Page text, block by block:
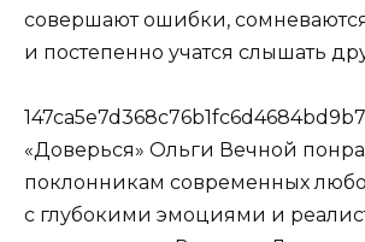
совершают ошибки,
и постепенно учатся слышать
«Доверься» Ольги Вечной
поклонникам современных
с глубокими эмоциями и